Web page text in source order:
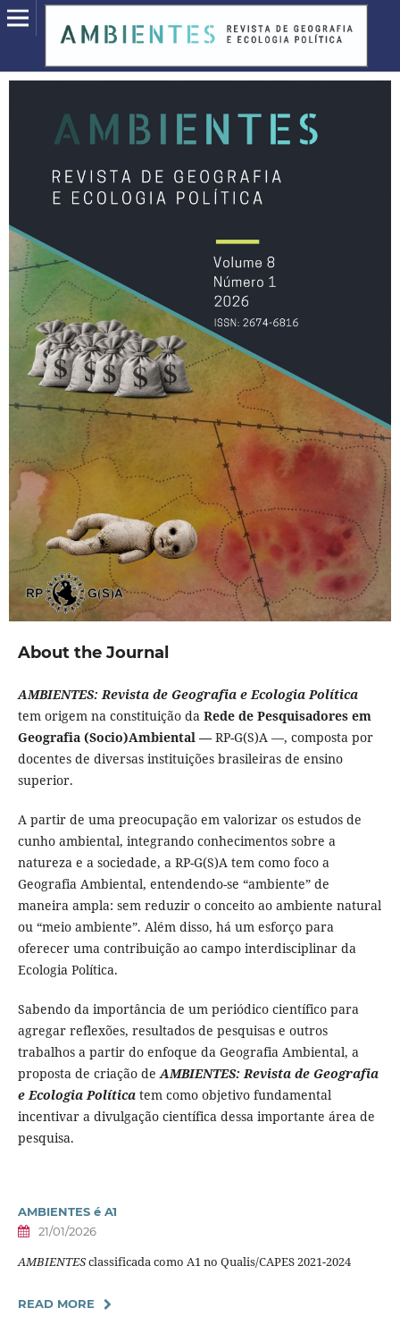
About the Journal
AMBIENTES: Revista de Geografia e Ecologia Política
tem origem na constituição da Rede de Pesquisadores em
Geografia (Socio)Ambiental — RP-G(S)A —, composta por
docentes de diversas instituições brasileiras de ensino
superior.
A partir de uma preocupação em valorizar os estudos de
cunho ambiental, integrando conhecimentos sobre a
natureza e a sociedade, a RP-G(S)A tem como foco a
Geografia Ambiental, entendendo-se “ambiente” de
maneira ampla: sem reduzir o conceito ao ambiente natural
ou “meio ambiente”. Além disso, há um esforço para
oferecer uma contribuição ao campo interdisciplinar da
Ecologia Política.
Sabendo da importância de um periódico científico para
agregar reflexões, resultados de pesquisas e outros
trabalhos a partir do enfoque da Geografia Ambiental, a
proposta de criação deAMBIENTES: Revista de Geografia
e Ecologia Políticatem como objetivo fundamental
incentivar a divulgação científica dessa importante área de
pesquisa.
AMBIENTES é A1
21/01/2026
AMBIENTESclassificada como A1 no Qualis/CAPES 2021-2024
READ MORE